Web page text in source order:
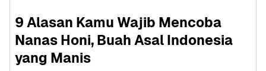
9 Alasan Kamu Wajib Mencoba
Nanas Honi, Buah Asal Indonesia
yang Manis